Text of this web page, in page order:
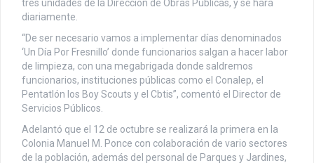
tres unidades de la Dirección de Obras Públicas, y se hará
diariamente.
“De ser necesario vamos a implementar días denominados
‘Un Día Por Fresnillo’ donde funcionarios salgan a hacer labor
de limpieza, con una megabrigada donde saldremos
funcionarios, instituciones públicas como el Conalep, el
Pentatlón los Boy Scouts y el Cbtis”, comentó el Director de
Servicios Públicos.
Adelantó que el 12 de octubre se realizará la primera en la
Colonia Manuel M. Ponce con colaboración de vario sectores
de la población, además del personal de Parques y Jardines,